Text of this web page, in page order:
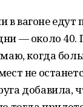
вагоне едут
— около 40.
когда
не
добавила,